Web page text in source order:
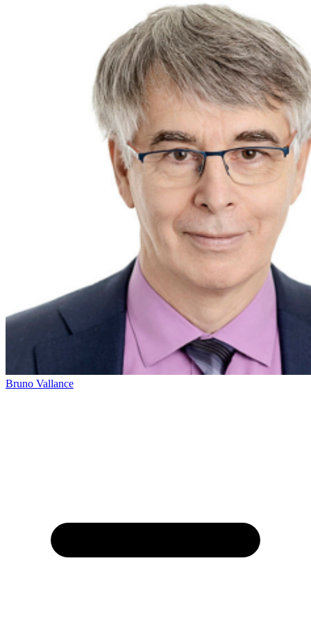
Bruno Vallance